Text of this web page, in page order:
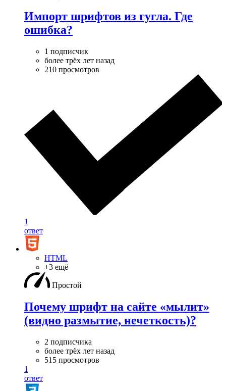
Импорт шрифтов из гугла. Где
ошибка?
1 подписчик
более трёх лет назад
210 просмотров
1
ответ
HTML
+3 ещё
Простой
Почему шрифт на сайте «мылит»
(видно размытие, нечеткость)?
2 подписчика
более трёх лет назад
515 просмотров
1
ответ